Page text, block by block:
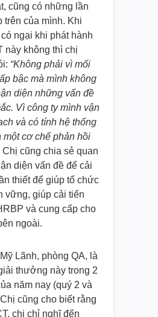
cũng có những lần
trên của mình. Khi
ngại khi phát hành
này không thì chị
“Không phải vì mối
bậc mà mình không
diện những vấn đề
Vì công ty mình vận
và có tính hệ thống
một cơ chế phản hồi
Chị cũng chia sẻ quan
diện vấn đề để cải
thiết để giúp tổ chức
vững, giúp cải tiến
và cung cấp cho
ngoài.
Lãnh, phòng QA, là
thưởng này trong 2
năm nay (quý 2 và
cũng cho biết rằng
chị chỉ nghĩ đến